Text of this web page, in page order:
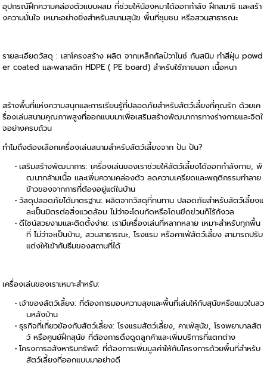
อุปกรณ์ฝึกความคล่องตัวแบบผสม ที่ช่วยให้น้องหมาได้ออกกำลัง ฝึกสมาธิ และสร้า
งความมั่นใจ เหมาะอย่างยิ่งสำหรับสนามสุนัข พื้นที่ชุมชน หรือสวนสาธารณะ
รายละเอียดวัสดุ : เสาโครงสร้าง ผลิต จากเหล็กกัลป์วาไนซ์ กันสนิม ทำสีฝุ่น powd
er coated และพลาสติก HDPE ( PE board) สำหรับใช้ภายนอก เนื้อหนา
สร้างพื้นที่แห่งความสนุกและการเรียนรู้ที่ปลอดภัยสำหรับสัตว์เลี้ยงที่คุณรัก ด้วยเค
รื่องเล่นสนามคุณภาพสูงที่ออกแบบมาเพื่อเสริมสร้างพัฒนาการทางร่างกายและจิตใ
จอย่างครบถ้วน
ทำไมถึงต้องเลือกเครื่องเล่นสนามสำหรับสัตว์เลี้ยงจาก ปัน ปัน?
เสริมสร้างพัฒนาการ: เครื่องเล่นของเราช่วยให้สัตว์เลี้ยงได้ออกกำลังกาย, พั
ฒนากล้ามเนื้อ และเพิ่มความคล่องตัว ลดความเครียดและพฤติกรรมทำลาย
ข้าวของจากการที่ต้องอยู่แต่ในบ้าน
วัสดุปลอดภัยได้มาตรฐาน: ผลิตจากวัสดุที่ทนทาน ปลอดภัยสำหรับสัตว์เลี้ยงแ
ละเป็นมิตรต่อสิ่งแวดล้อม ไม่ว่าจะโดนกัดหรือโดนขีดข่วนก็ไร้กังวล
ดีไซน์สวยงามและติดตั้งง่าย: เรามีเครื่องเล่นที่หลากหลาย เหมาะสำหรับทุกพื้น
ที่ ไม่ว่าจะเป็นบ้าน, สวนสาธารณะ, โรงแรม หรือคาเฟ่สัตว์เลี้ยง สามารถปรับ
แต่งให้เข้ากับธีมของสถานที่ได้
เครื่องเล่นของเราเหมาะสำหรับ:
เจ้าของสัตว์เลี้ยง: ที่ต้องการมอบความสุขและพื้นที่เล่นให้กับสุนัขหรือแมวในสว
นหลังบ้าน
ธุรกิจที่เกี่ยวข้องกับสัตว์เลี้ยง: โรงแรมสัตว์เลี้ยง, คาเฟ่สุนัข, โรงพยาบาลสัต
ว์ หรือศูนย์ฝึกสุนัข ที่ต้องการดึงดูดลูกค้าและเพิ่มบริการที่แตกต่าง
โครงการอสังหาริมทรัพย์: ที่ต้องการเพิ่มมูลค่าให้กับโครงการด้วยพื้นที่สำหรับ
สัตว์เลี้ยงที่ออกแบบมาอย่างดี